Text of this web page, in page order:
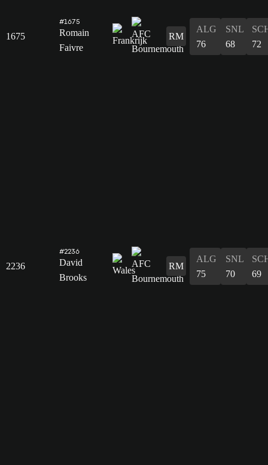
1675
#1675
Romain
Faivre
RM
ALG
76
SNL
68
72
2236
#2236
David
Brooks
RM
ALG
75
SNL
70
69